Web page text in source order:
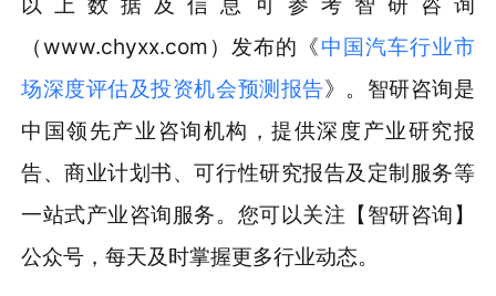
（www.chyxx.com）发布的《中国汽车行业市
场深度评估及投资机会预测报告》。智研咨询是
中国领先产业咨询机构，提供深度产业研究报
告、商业计划书、可行性研究报告及定制服务等
一站式产业咨询服务。您可以关注【智研咨询】
公众号，每天及时掌握更多行业动态。